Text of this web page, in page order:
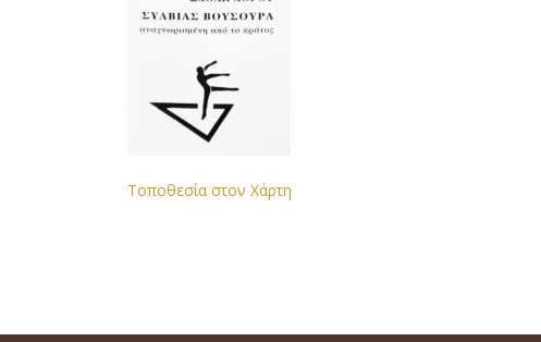
Τοποθεσία στον Χάρτη